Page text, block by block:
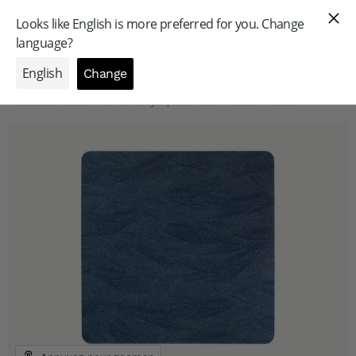
GAMME PROFESSIONNELLE
Accueil / Sous-Verres Acryliques Brush Bleu - Lot de 4